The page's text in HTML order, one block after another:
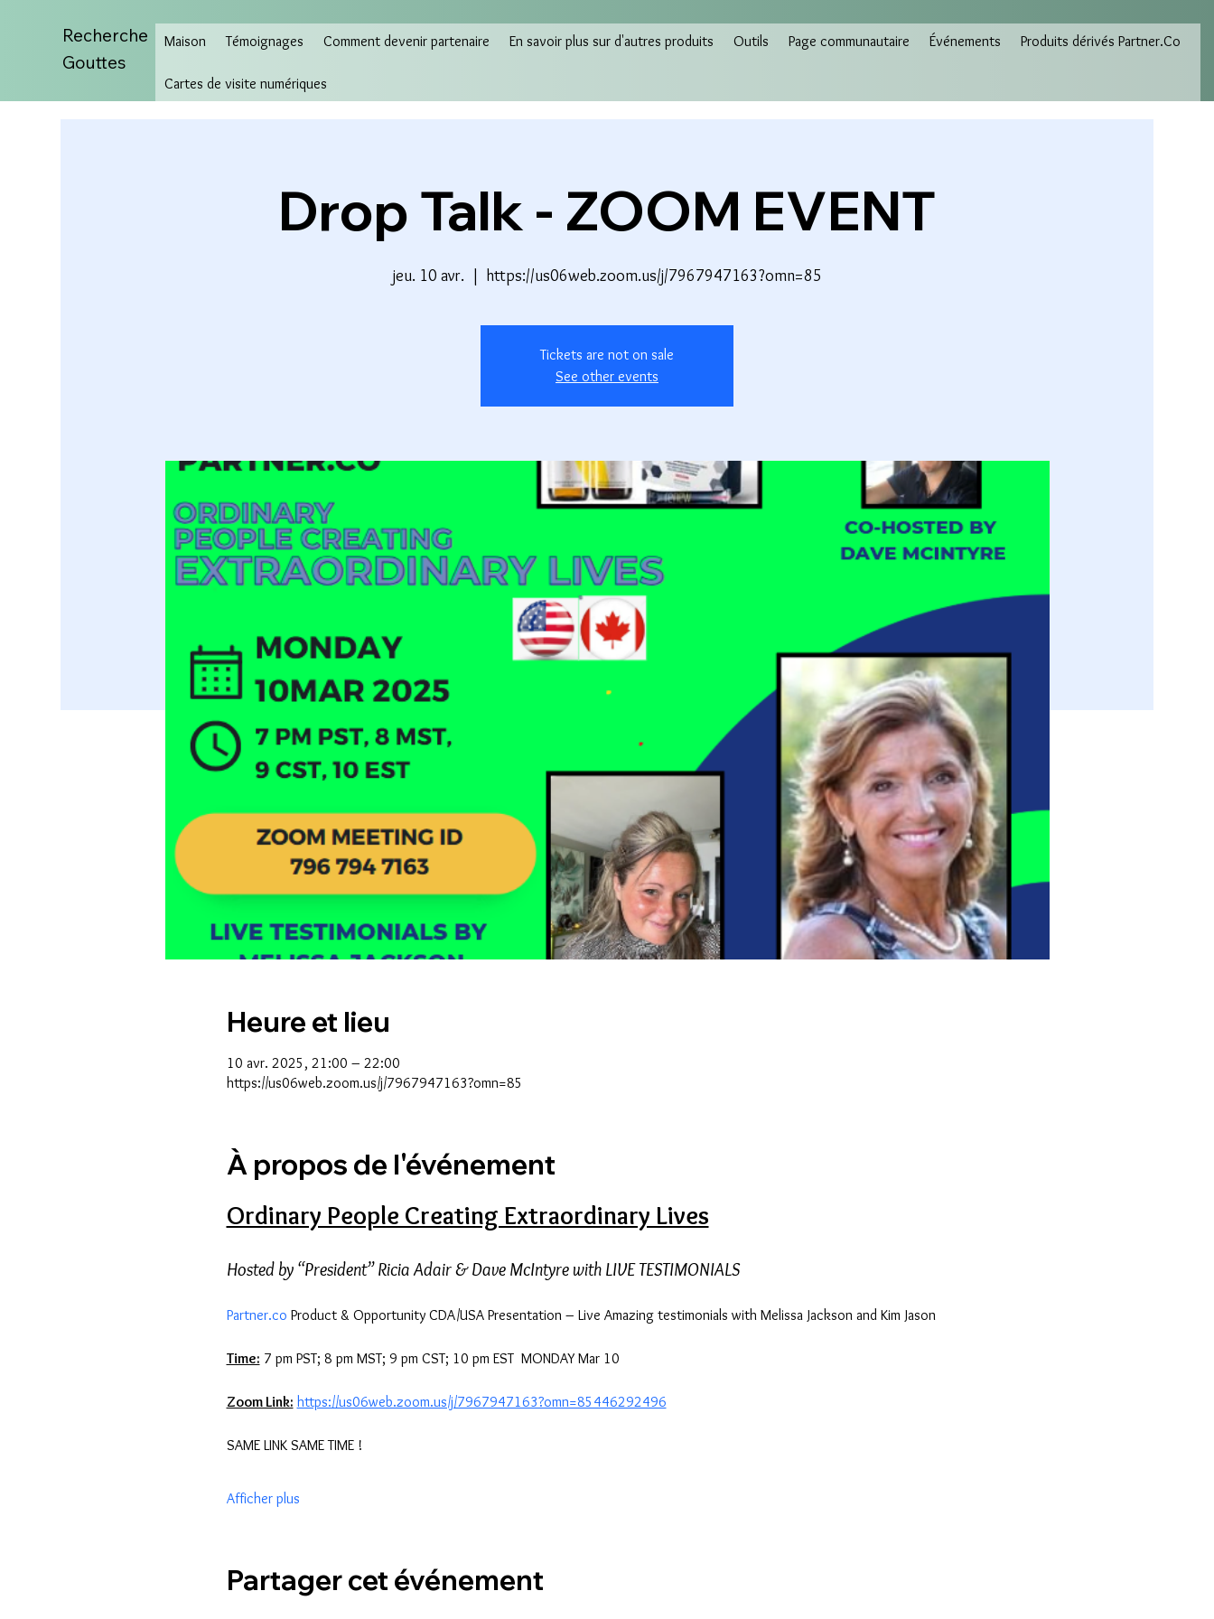
Recherche
Gouttes
Maison Témoignages Comment devenir partenaire En savoir plus sur d'autres produits Outils Page communautaire Événements Produits dérivés Partner.Co
Cartes de visite numériques
Drop Talk - ZOOM EVENT
jeu. 10 avr.
  |
https://us06web.zoom.us/j/7967947163?omn=85
Tickets are not on sale
See other events
Heure et lieu
10 avr. 2025, 21:00 – 22:00
https://us06web.zoom.us/j/7967947163?omn=85
À propos de l'événement
Ordinary People Creating Extraordinary Lives
Hosted by “President” Ricia Adair & Dave McIntyre with LIVE TESTIMONIALS
Partner.co Product & Opportunity CDA/USA Presentation – Live Amazing testimonials with Melissa Jackson and Kim Jason
Time: 7 pm PST; 8 pm MST; 9 pm CST; 10 pm EST  MONDAY Mar 10
Zoom Link: https://us06web.zoom.us/j/7967947163?omn=85446292496
SAME LINK SAME TIME !
Afficher plus
Partager cet événement